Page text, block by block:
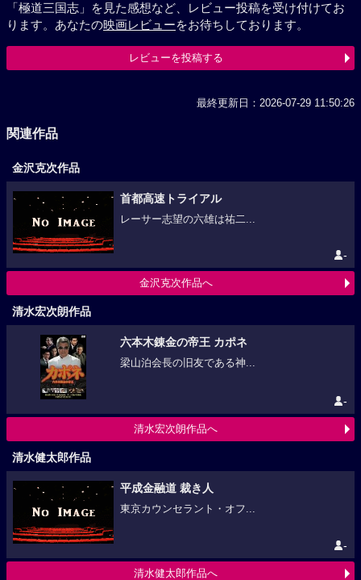
「極道三国志」を見た感想など、レビュー投稿を受け付けてお
ります。あなたの映画レビューをお待ちしております。
レビューを投稿する
最終更新日：2026-07-29 11:50:26
関連作品
金沢克次作品
首都高速トライアル
レーサー志望の六雄は祐二...
-
金沢克次作品へ
清水宏次朗作品
六本木錬金の帝王 カポネ
梁山泊会長の旧友である神...
-
清水宏次朗作品へ
清水健太郎作品
平成金融道 裁き人
東京カウンセラント・オフ...
-
清水健太郎作品へ